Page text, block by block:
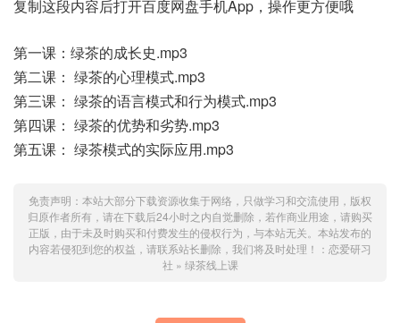
复制这段内容后打开百度网盘手机App，操作更方便哦
第一课：绿茶的成长史.mp3
第二课： 绿茶的心理模式.mp3
第三课： 绿茶的语言模式和行为模式.mp3
第四课： 绿茶的优势和劣势.mp3
第五课： 绿茶模式的实际应用.mp3
免责声明：本站大部分下载资源收集于网络，只做学习和交流使用，版权
归原作者所有，请在下载后24小时之内自觉删除，若作商业用途，请购买
正版，由于未及时购买和付费发生的侵权行为，与本站无关。本站发布的
内容若侵犯到您的权益，请联系站长删除，我们将及时处理！： 恋爱研习
社 » 绿茶线上课